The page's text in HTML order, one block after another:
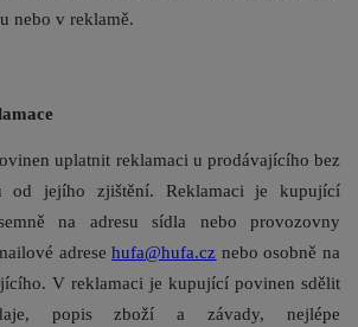
nebo v reklamě.
uplatnit reklamaci u prodávajícího bez
od jejího zjištění. Reklamaci je kupující
na adresu sídla nebo provozovny
adresehufa@hufa.cz nebo osobně na
V reklamaci je kupující povinen sdělit
popis zboží a závady, nejlépe